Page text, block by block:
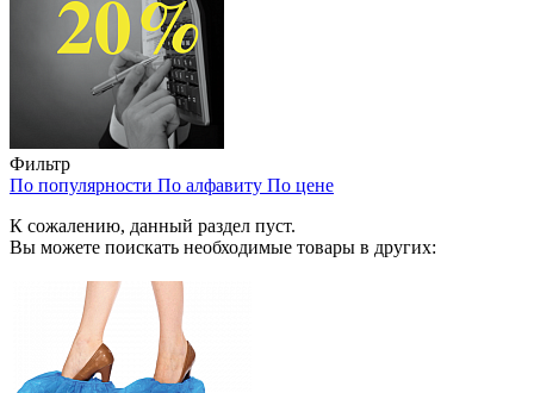
Фильтр
По популярности По алфавиту По цене
К сожалению, данный раздел пуст.
Вы можете поискать необходимые товары в других: